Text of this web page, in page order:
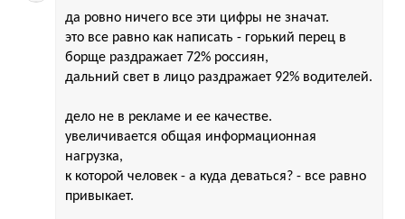
да ровно ничего все эти цифры не значат.
это все равно как написать - горький перец в
борще раздражает 72% россиян,
дальний свет в лицо раздражает 92% водителей.
дело не в рекламе и ее качестве.
увеличивается общая информационная
нагрузка,
к которой человек - а куда деваться? - все равно
привыкает.